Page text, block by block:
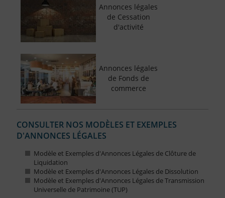
Annonces légales
de Cessation
d'activité
Annonces légales
de Fonds de
commerce
CONSULTER NOS MODÈLES ET EXEMPLES
D'ANNONCES LÉGALES
Modèle et Exemples d'Annonces Légales de Clôture de
Liquidation
Modèle et Exemples d'Annonces Légales de Dissolution
Modèle et Exemples d'Annonces Légales de Transmission
Universelle de Patrimoine (TUP)